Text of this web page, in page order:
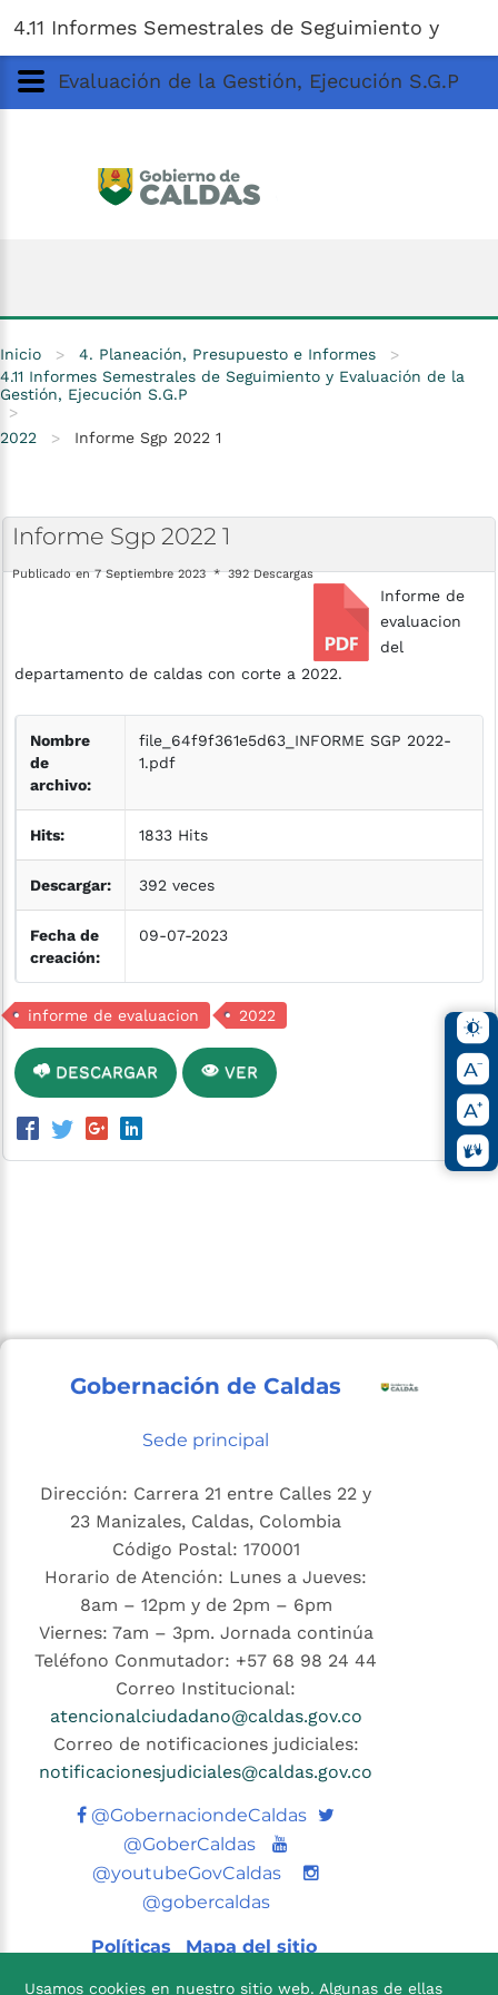
Gobernación de Caldas
4.11 Informes Semestrales de Seguimiento y
Evaluación de la Gestión, Ejecución S.G.P
Inicio > 4. Planeación, Presupuesto e Informes
>
4.11 Informes Semestrales de Seguimiento y Evaluación de la
Gestión, Ejecución S.G.P
>
2022
> Informe Sgp 2022 1
Informe Sgp 2022 1
Publicado en 7 Septiembre 2023 392 Descargas
Informe de
evaluacion
del
departamento de caldas con corte a 2022.
Nombre
de
archivo:
file_64f9f361e5d63_INFORME SGP 2022-
1.pdf
Hits: 1833 Hits
Descargar: 392 veces
Fecha de
creación:
09-07-2023
informe de evaluacion 2022
DESCARGAR VER
Gobernación de Caldas
Sede principal
Dirección: Carrera 21 entre Calles 22 y
23 Manizales, Caldas, Colombia
Código Postal: 170001
Horario de Atención: Lunes a Jueves:
8am – 12pm y de 2pm – 6pm
Viernes: 7am – 3pm. Jornada continúa
Teléfono Conmutador: +57 68 98 24 44
Correo Institucional:
atencionalciudadano@caldas.gov.co
Correo de notificaciones judiciales:
notificacionesjudiciales@caldas.gov.co
@GobernaciondeCaldas Twitter
@GoberCaldas
Youtube
@youtubeGovCaldas
@gobercaldas
Políticas Mapa del sitio
Usamos cookies en nuestro sitio web. Algunas de ellas